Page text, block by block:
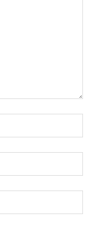
前
メ
ー
ェ